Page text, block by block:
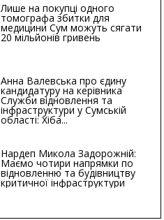
Лише на покупці одного
томографа збитки для
медицини Сум можуть сягати
20 мільйонів гривень
Анна Валевська про єдину
кандидатуру на керівника
Служби відновлення та
інфраструктури у Сумській
області: Хіба...
Нардеп Микола Задорожній:
Маємо чотири напрямки по
відновленню та будівництву
критичної інфраструктури